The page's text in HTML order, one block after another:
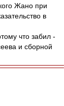
Жано при
в
что забил -
и сборной